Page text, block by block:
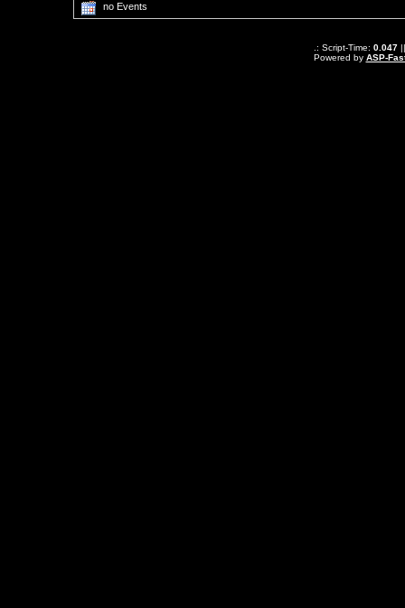
no Events
.: Script-Time: 0.047||
Powered by ASP-